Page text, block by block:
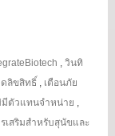
,วินทิ
ดลิขสิทธิ์ , เตือนภัย
มีตัวแทนจำหน่าย ,
เสริมสำหรับสุนัขและ